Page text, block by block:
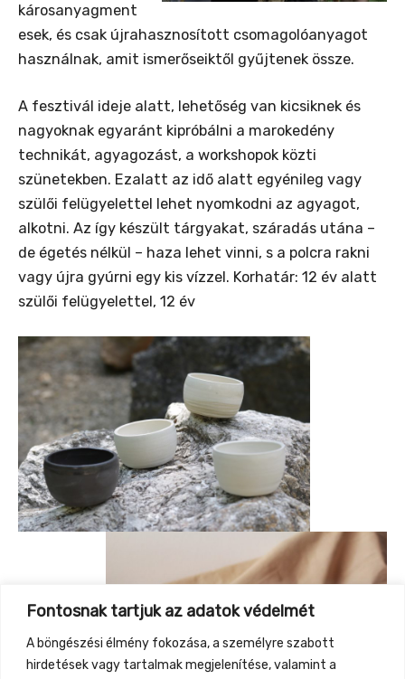
Fontosnak tartjuk az adatok védelmét
A böngészési élmény fokozása, a személyre szabott
hirdetések vagy tartalmak megjelenítése, valamint a
károsanyagment
esek, és csak újrahasznosított csomagolóanyagot
használnak, amit ismerőseiktől gyűjtenek össze.
A fesztivál ideje alatt, lehetőség van kicsiknek és
nagyoknak egyaránt kipróbálni a marokedény
technikát, agyagozást, a workshopok közti
szünetekben. Ezalatt az idő alatt egyénileg vagy
szülői felügyelettel lehet nyomkodni az agyagot,
alkotni. Az így készült tárgyakat, száradás utána –
de égetés nélkül – haza lehet vinni, s a polcra rakni
vagy újra gyúrni egy kis vízzel. Korhatár: 12 év alatt
szülői felügyelettel, 12 év